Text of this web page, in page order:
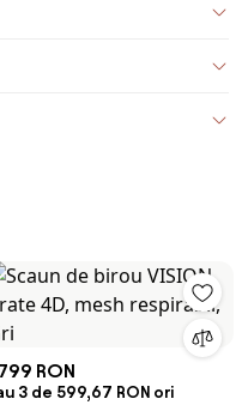
RON
3 de 599,67 RON ori